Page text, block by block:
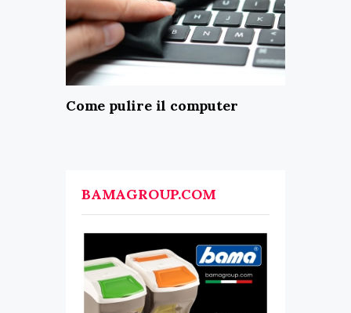
Come pulire il computer
BAMAGROUP.COM